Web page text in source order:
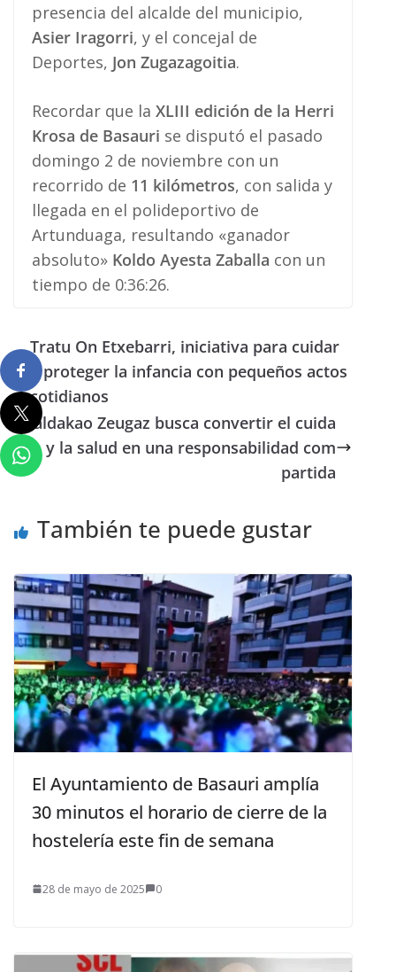
presencia del alcalde del municipio,
Asier Iragorri, y el concejal de
Deportes, Jon Zugazagoitia.
Recordar que la XLIII edición de la Herri
Krosa de Basauri se disputó el pasado
domingo 2 de noviembre con un
recorrido de 11 kilómetros, con salida y
llegada en el polideportivo de
Artunduaga, resultando «ganador
absoluto» Koldo Ayesta Zaballa con un
tiempo de 0:36:26.
Tratu On Etxebarri, iniciativa para cuidar
y proteger la infancia con pequeños actos
cotidianos
Galdakao Zeugaz busca convertir el cuida
do y la salud en una responsabilidad com
partida
También te puede gustar
El Ayuntamiento de Basauri amplía
30 minutos el horario de cierre de la
hostelería este fin de semana
28 de mayo de 2025 0